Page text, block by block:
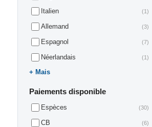
Italien (1)
Allemand (3)
Espagnol (7)
Néerlandais (1)
Mais
Paiements disponible
Espèces (30)
CB (6)